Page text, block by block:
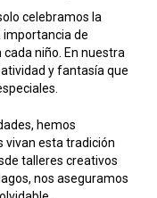
celebramos la
importancia de
niño. En nuestra
y fantasía que
hemos
vivan esta tradición
talleres creativos
nos aseguramos